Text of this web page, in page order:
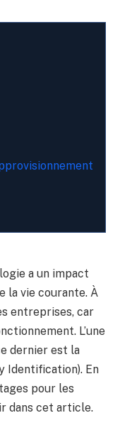
a un impact
la vie courante. À
entreprises, car
L’une
dernier est la
Identification). En
pour les
dans cet article.